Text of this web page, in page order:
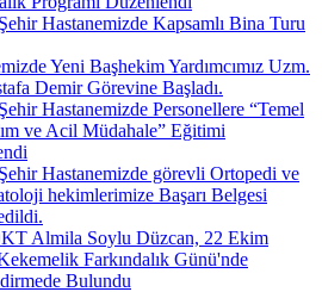
Hastanemizde Kapsamlı Bina Turu
Yeni Başhekim Yardımcımız Uzm.
Demir Görevine Başladı.
Hastanemizde Personellere “Temel
ve Acil Müdahale” Eğitimi
Hastanemizde görevli Ortopedi ve
hekimlerimize Başarı Belgesi
Almila Soylu Düzcan, 22 Ekim
Farkındalık Günü'nde
Bulundu